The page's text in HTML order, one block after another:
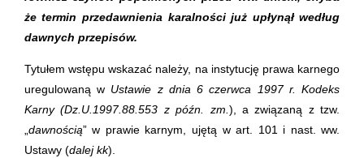
że termin przedawnienia karalności już upłynął według
dawnych przepisów.
Tytułem wstępu wskazać należy, na instytucję prawa karnego
uregulowaną w Ustawie z dnia 6 czerwca 1997 r. Kodeks
Karny (Dz.U.1997.88.553 z późn. zm. ), a związaną z tzw.
dawnością” w prawie karnym, ujętą w art. 101 i nast. ww.
Ustawy (dalej kk).